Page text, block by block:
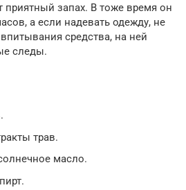
приятный запах. В тоже время он
а если надевать одежду, не
средства, на ней
следы.
трав.
масло.